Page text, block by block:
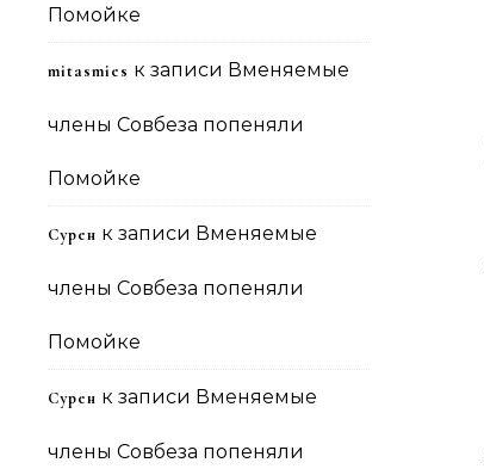
Помойке
mitasmies к записи Вменяемые
члены Совбеза попеняли
Помойке
Сурен к записи Вменяемые
члены Совбеза попеняли
Помойке
Сурен к записи Вменяемые
члены Совбеза попеняли